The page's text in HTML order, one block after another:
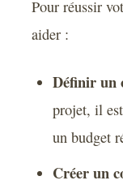
Pour réussir
aider :
Définir un
projet, il
un budget
Créer un